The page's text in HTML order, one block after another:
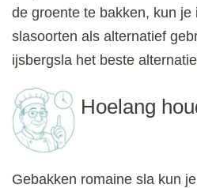
de groente te bakken, kun je
slasoorten als alternatief
ijsbergsla het beste
Hoelang
Gebakken romaine sla kun